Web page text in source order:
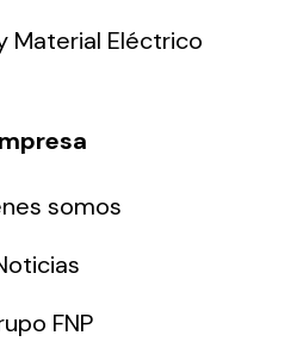
Material Eléctrico
somos
FNP